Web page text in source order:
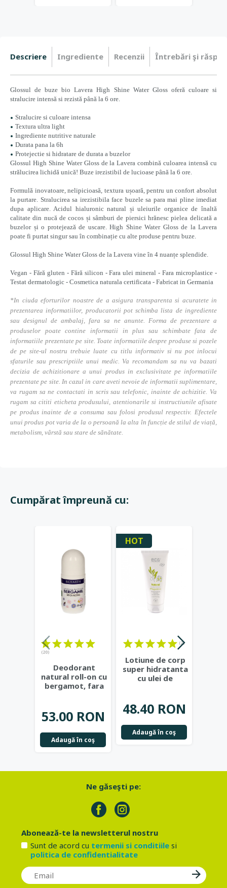
Descriere Ingrediente Recenzii Întrebări şi
Glossul de buze bio LaveraHigh Shine Water Glossoferă culoare si
stralucire intensă si rezistă până la 6 ore.
Stralucire si culoare intensa
Textura ultra light
Ingrediente nutritive naturale
Durata pana la 6h
Protejectie si hidratare de durata a buzelor
Glossul High Shine Water Gloss de la Lavera combină culoarea intensă cu
strălucirea lichidă unică! Buze irezistibil de lucioase până la 6 ore.
Formulă inovatoare, nelipicioasă, textura ușoară, pentru un confort absolut
la purtare. Stralucirea sa irezistibila face buzele sa para mai pline imediat
dupa aplicare. Acidul hialuronic natural și uleiurile organice de înaltă
calitate din nucă de cocos și sâmburi de piersici hrănesc pielea delicată a
buzelor și o protejează de uscare. High Shine Water Gloss de la Lavera
poate fi purtat singur sau în combinație cu alte produse pentru buze.
Glossul High Shine Water Gloss de la Lavera vine în 4 nuanțe splendide.
Vegan - Fără gluten - Fără silicon - Fara ulei mineral - Fara microplastice -
Testat dermatologic - Cosmetica naturala certificata - Fabricat in Germania
*In ciuda eforturilor noastre de a asigura transparenta si acuratete in
prezentarea informatiilor, producatorii pot schimba lista de ingrediente
sau designul de ambalaj, fara sa ne anunte. Forma de prezentare a
produselor poate contine informatii in plus sau schimbate fata de
informatiile prezentate pe site. Toate informatiile despre produse si pozele
de pe site-ul nostru trebuie luate cu titlu informativ si nu pot inlocui
sfaturile sau prescriptiile unui medic. Va recomandam sa nu va bazati
decizia de achizitionare a unui produs in exclusivitate pe informatiile
prezentate pe site. In cazul in care aveti nevoie de informatii suplimentare,
va rugam sa ne contactati in scris sau telefonic, inainte de achizitie. Va
rugam sa cititi eticheta produsului, atentionarile si instructiunile afisate
pe produs inainte de a consuma sau folosi produsul respectiv. Efectele
unui produs pot varia de la o persoană la alta în funcție de stilul de viață,
metabolism, vârstă sau stare de sănătate.
Cumpărat împreună cu:
(20)
Deodorant
natural roll-on cu
bergamot, fara
53.00 RON
Adaugă în coş
HOT
(2)
Lotiune de corp
super hidratanta
cu ulei de
48.40 RON
Adaugă în coş
Ne găseşti pe:
Abonează-te la newsletterul nostru
Sunt de acord cu termenii si conditiilesi
politica de confidentialitate